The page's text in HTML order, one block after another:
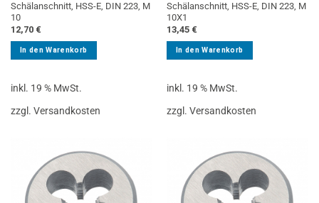
Schälanschnitt, HSS-E, DIN 223, M
10
12,70 €
In den Warenkorb
inkl. 19 % MwSt.
zzgl. Versandkosten
Schälanschnitt, HSS-E, DIN 223, M
10X1
13,45 €
In den Warenkorb
inkl. 19 % MwSt.
zzgl. Versandkosten